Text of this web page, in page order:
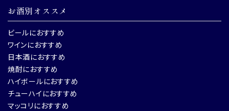
お酒別オススメ
ビールにおすすめ
ワインにおすすめ
日本酒におすすめ
焼酎におすすめ
ハイボールにおすすめ
チューハイにおすすめ
マッコリにおすすめ